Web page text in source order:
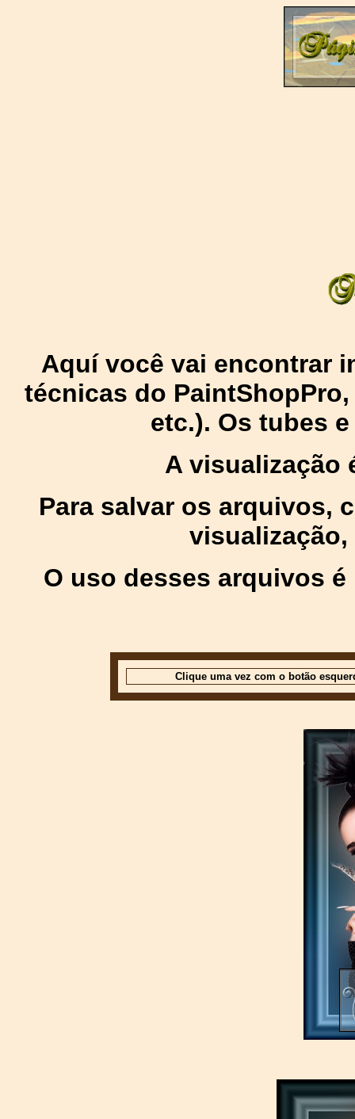
Aquí você vai encontrar
técnicas do
etc.). Os tubes
A visualização
Para salvar os arquivos,
O uso desses arquivos
Clique uma vez com o botão